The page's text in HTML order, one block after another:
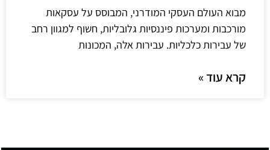
מבוא העולם העסקי המודרני, המבוסס על עסקאות
מורכבות ומערכות פיננסיות גלובליות, חשוף למגוון רחב
של עבירות כלכליות. עבירות אלה, המכונות
קרא עוד »